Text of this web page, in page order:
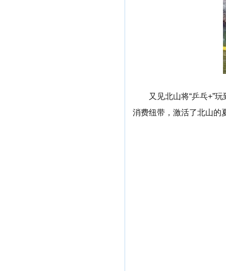
又见北山将“乒乓+”
消费纽带，激活了北山的